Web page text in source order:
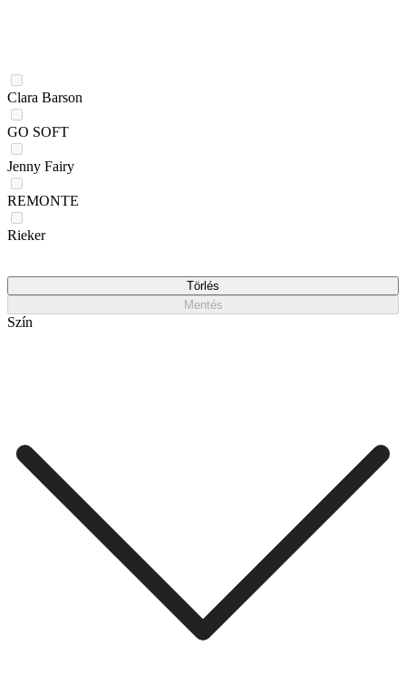
Clara Barson
GO SOFT
Jenny Fairy
REMONTE
Rieker
Törlés
Mentés
Szín